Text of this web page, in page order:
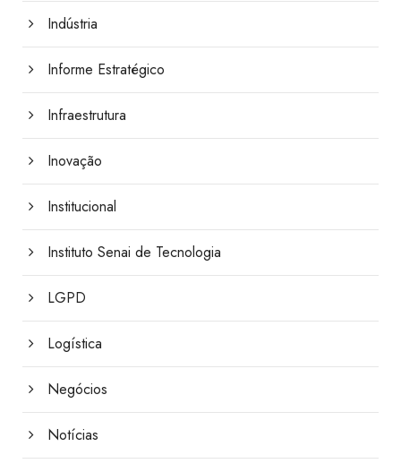
Indústria
Informe Estratégico
Infraestrutura
Inovação
Institucional
Instituto Senai de Tecnologia
LGPD
Logística
Negócios
Notícias